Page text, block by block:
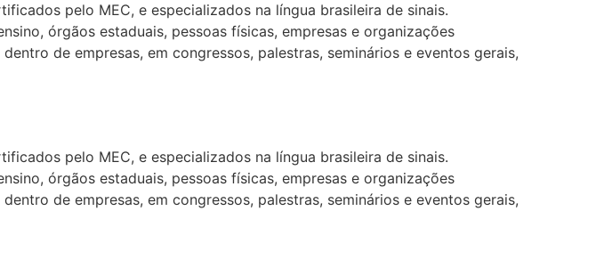
pelo MEC, e especializados na língua brasileira de sinais.
órgãos estaduais, pessoas físicas, empresas e organizações
de empresas, em congressos, palestras, seminários e eventos gerais,
pelo MEC, e especializados na língua brasileira de sinais.
órgãos estaduais, pessoas físicas, empresas e organizações
de empresas, em congressos, palestras, seminários e eventos gerais,